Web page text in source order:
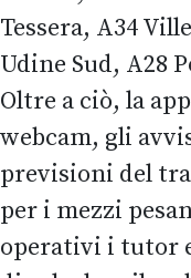
Tessera, A34
Udine Sud, A28
Oltre a ciò, la
webcam, gli
previsioni del
per i mezzi
operativi i tutor